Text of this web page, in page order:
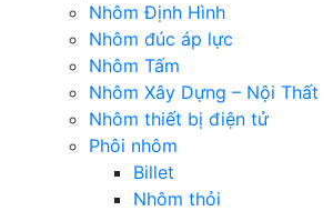
Nhôm Định Hình
Nhôm đúc áp lực
Nhôm Tấm
Nhôm Xây Dựng – Nội Thất
Nhôm thiết bị điện tử
Phôi nhôm
Billet
Nhôm thỏi